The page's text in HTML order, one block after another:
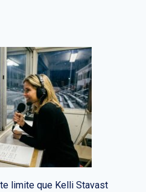
limite que Kelli Stavast